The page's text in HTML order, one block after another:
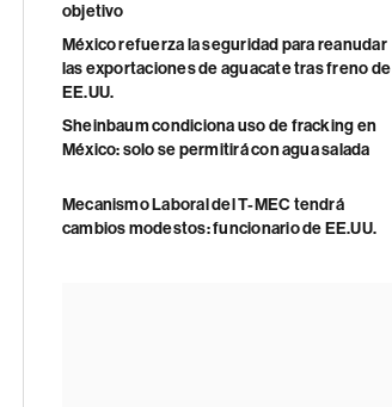
objetivo
México refuerza la seguridad para reanudar
las exportaciones de aguacate tras freno de
EE.UU.
Sheinbaum condiciona uso de fracking en
México: solo se permitirá con agua salada
Mecanismo Laboral del T-MEC tendrá
cambios modestos: funcionario de EE.UU.